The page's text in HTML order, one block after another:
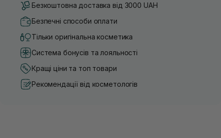
Безкоштовна доставка від 3000 UAH
Безпечні способи оплати
Тільки оригінальна косметика
Система бонусів та лояльності
Кращі ціни та топ товари
Рекомендації від косметологів